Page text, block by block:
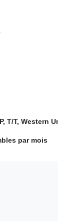
T/T, Western
par mois